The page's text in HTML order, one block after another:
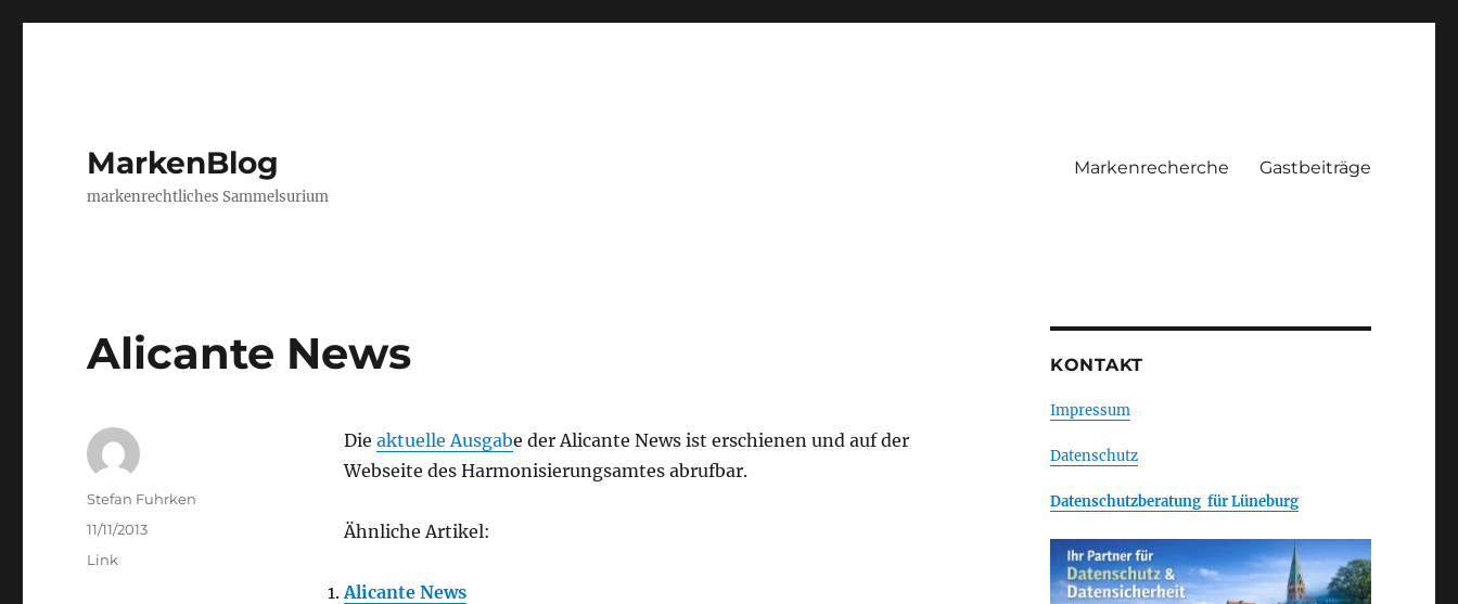
MarkenBlog
markenrechtliches Sammelsurium
Markenrecherche Gastbeiträge
Alicante News
Die aktuelle Ausgabe der Alicante News ist erschienen und auf der
Webseite des Harmonisierungsamtes abrufbar.
Ähnliche Artikel:
Alicante News
Author
Stefan Fuhrken
Posted
on
11/11/2013
Categories
Link
KONTAKT
Impressum
Datenschutz
Datenschutzberatung für Lüneburg